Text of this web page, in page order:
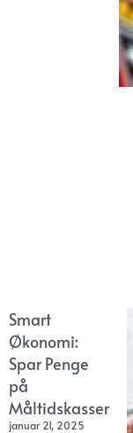
Smart
Økonomi:
Spar Penge
på
Måltidskasser
januar 21, 2025